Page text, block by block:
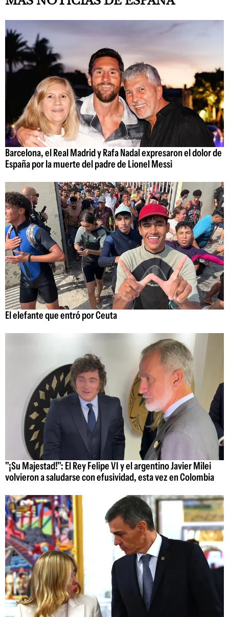
Barcelona, el Real Madrid y Rafa Nadal expresaron el dolor de
España por la muerte del padre de Lionel Messi
El elefante que entró por Ceuta
"¡Su Majestad!": El Rey Felipe VI y el argentino Javier Milei
volvieron a saludarse con efusividad, esta vez en Colombia